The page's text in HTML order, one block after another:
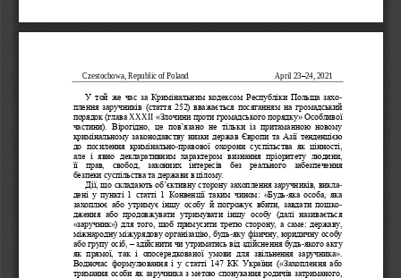
Czestochowa, Republic of Poland April 23–24, 2021
У  той  же  час  за  Кримінальним  кодексом  Республіки  Польща  захо-
плення заручників (стаття 252) вважається посяганням  на  громадський
порядок (глава XXXII «Злочини проти громадського порядку»Особливої
частини).
Вірогідно,  це  пов’язано  не  тільки  із  притаманною  новому
кримінальному законодавству низки держав Європи та Азії тенденцією
до  посилення  кримінально-правової  охорони  суспільства  як  цінності,
але  і  явно  декларативним  характером  визнання  пріоритету  людини,
її  прав,  свобод,  законних  інтересів  без  реального  забезпечення
безпеки суспільства та держави в цілому.
Дії, що складають об’єктивну сторону захоплення заручників, викла-
дені  у  пункті  1  статті  1  Конвенції  таким  чином: «Будь-яка  особа,  яка
захоплює  або  утримує  іншу  особу  й  погрожує  вбити,  завдати  пошко-
дження  або  продовжувати  утримувати  іншу  особу  (далі  називається
«заручник») для того, щоб примусити третю сторону, а саме: державу,
міжнародну міжурядову організацію, будь-яку фізичну, юридичну особу
або групу осіб, –здійснити чи утриматись від здійснення будь-якого акту
як  прямої,  так  і  опосередкованої  умови  для  звільнення  заручника».
Водночас  формулювання  і  у  статті  147  КК  України  («Захоплення  або
тримання особи як заручника з метою спонукання родичів затриманого,